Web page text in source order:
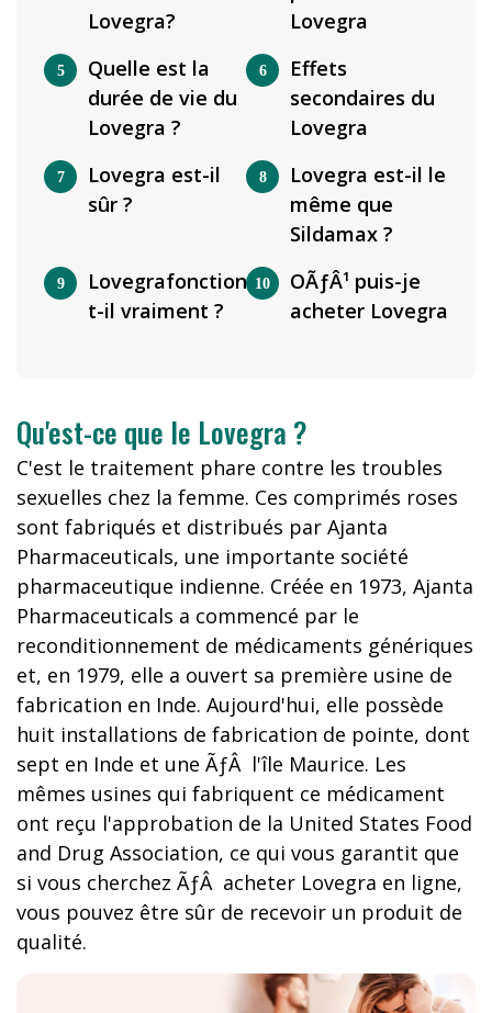
Lovegra?
Lovegra
Quelle est la
durée de vie du
Lovegra ?
Effets
secondaires du
Lovegra
Lovegra est-il
sûr ?
Lovegra est-il le
même que
Sildamax ?
Lovegrafonctionne-
t-il vraiment ?
OÃƒÂ¹ puis-je
acheter Lovegra
Qu'est-ce que le Lovegra ?
C'est le traitement phare contre les troubles
sexuelles chez la femme. Ces comprimés roses
sont fabriqués et distribués par Ajanta
Pharmaceuticals, une importante société
pharmaceutique indienne. Créée en 1973, Ajanta
Pharmaceuticals a commencé par le
reconditionnement de médicaments génériques
et, en 1979, elle a ouvert sa première usine de
fabrication en Inde. Aujourd'hui, elle possède
huit installations de fabrication de pointe, dont
sept en Inde et une ÃƒÂ l'île Maurice. Les
mêmes usines qui fabriquent ce médicament
ont reçu l'approbation de la United States Food
and Drug Association, ce qui vous garantit que
si vous cherchez ÃƒÂ acheter Lovegra en ligne,
vous pouvez être sûr de recevoir un produit de
qualité.